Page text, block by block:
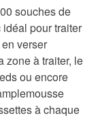
souches de
pour traiter
verser
zone à traiter, le
ou encore
à chaque